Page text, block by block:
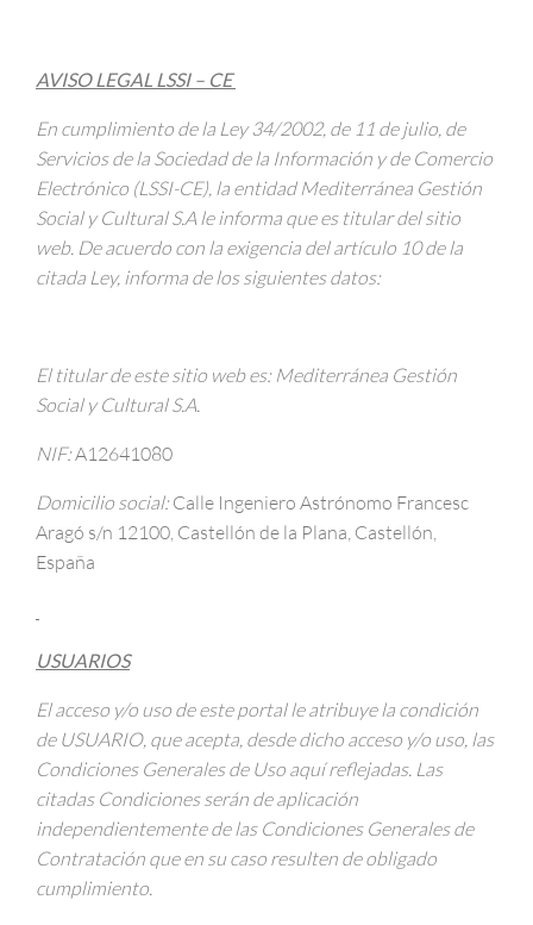
AVISO LEGAL LSSI – CE
En cumplimiento de la Ley 34/2002, de 11 de julio, de
Servicios de la Sociedad de la Información y de Comercio
Electrónico (LSSI-CE), la entidad Mediterránea Gestión
Social y Cultural S.A le informa que es titular del sitio
web. De acuerdo con la exigencia del artículo 10 de la
citada Ley, informa de los siguientes datos:
El titular de este sitio web es: Mediterránea Gestión
Social y Cultural S.A.
NIF:A12641080
Domicilio social:Calle Ingeniero Astrónomo Francesc
Aragó s/n 12100, Castellón de la Plana, Castellón,
España
USUARIOS
El acceso y/o uso de este portal le atribuye la condición
de USUARIO, que acepta, desde dicho acceso y/o uso, las
Condiciones Generales de Uso aquí reflejadas. Las
citadas Condiciones serán de aplicación
independientemente de las Condiciones Generales de
Contratación que en su caso resulten de obligado
cumplimiento.